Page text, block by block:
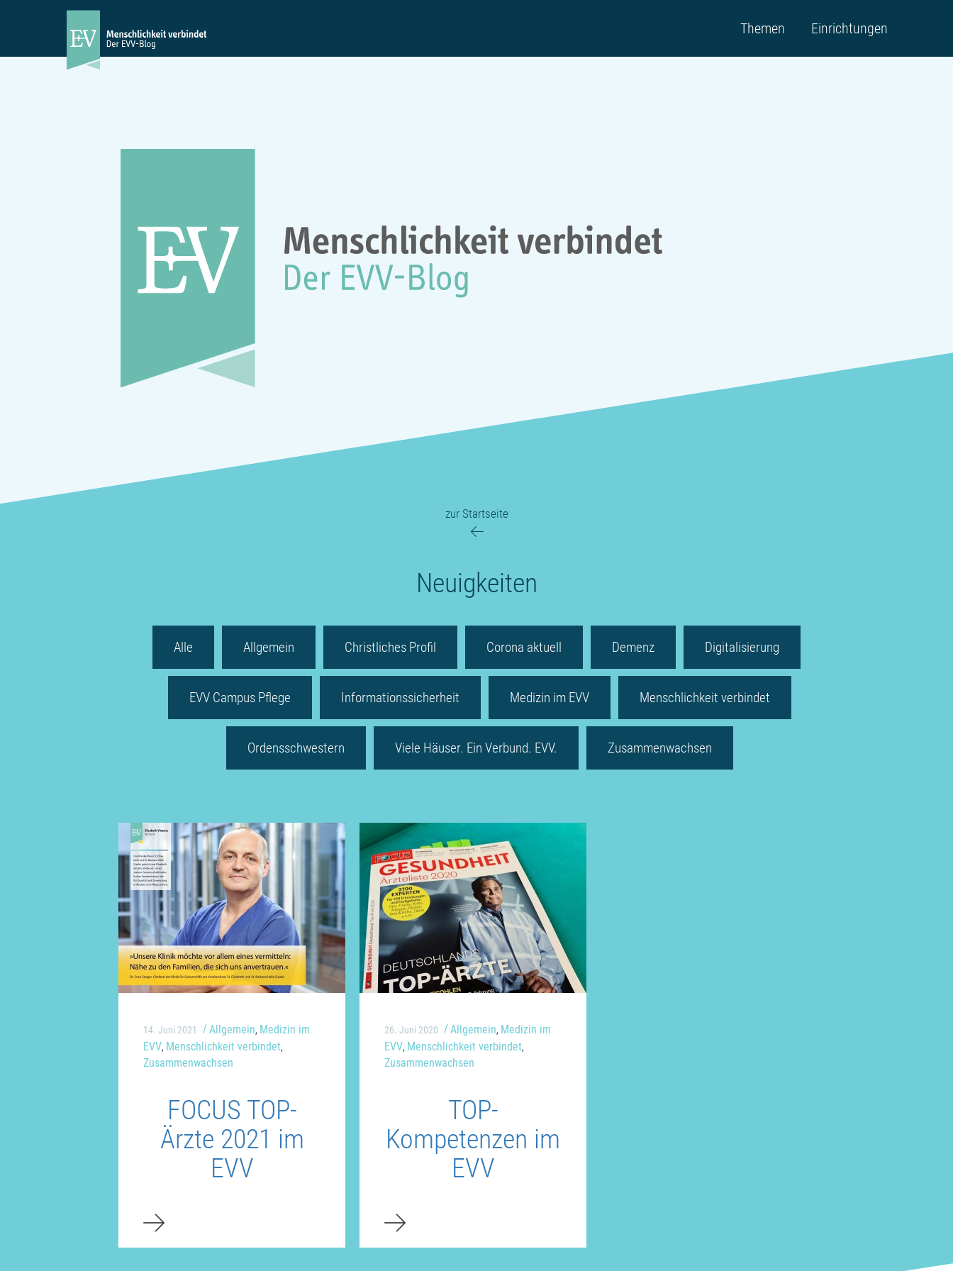
Themen Einrichtungen
zur Startseite
Neuigkeiten
Alle Allgemein Christliches Profil Corona aktuell Demenz Digitalisierung
EVV Campus Pflege Informationssicherheit Medizin im EVV Menschlichkeit verbindet
Ordensschwestern Viele Häuser. Ein Verbund. EVV. Zusammenwachsen
14. Juni 2021 Allgemein, Medizin im
EVV, Menschlichkeit verbindet,
Zusammenwachsen
FOCUS TOP-
Ärzte 2021 im
EVV
26. Juni 2020 Allgemein, Medizin im
EVV, Menschlichkeit verbindet,
Zusammenwachsen
TOP-
Kompetenzen im
EVV